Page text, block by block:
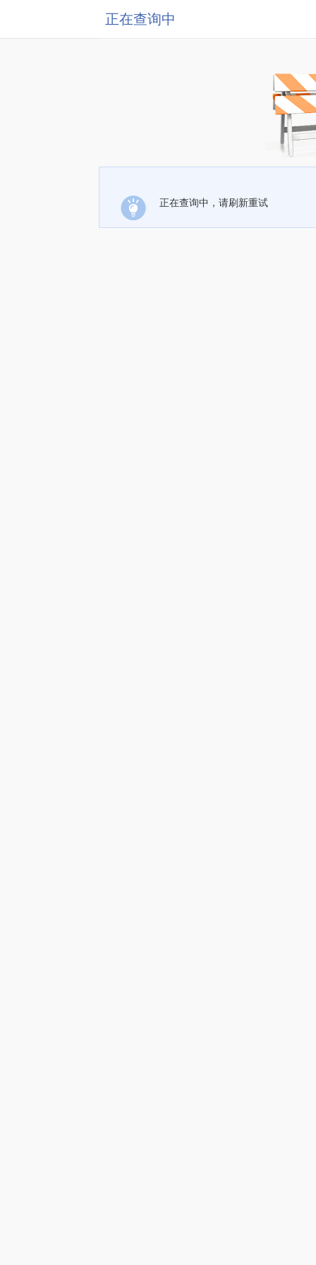
正在查询中
正在查询中，请刷新重试